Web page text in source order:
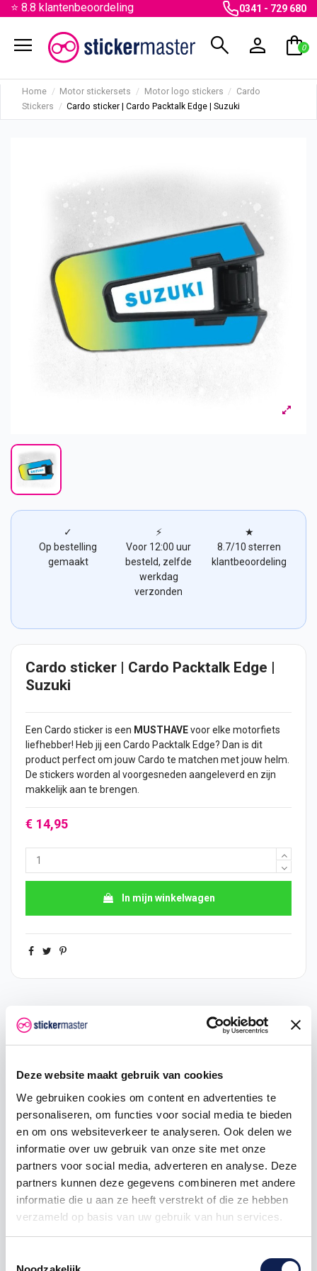
Deze website maakt gebruik van cookies
We gebruiken cookies om content en advertenties te
personaliseren, om functies voor social media te bieden
en om ons websiteverkeer te analyseren. Ook delen we
informatie over uw gebruik van onze site met onze
partners voor social media, adverteren en analyse. Deze
partners kunnen deze gegevens combineren met andere
informatie die u aan ze heeft verstrekt of die ze hebben
verzameld op basis van uw gebruik van hun services.
⭐ 8.8 klantenbeoordeling 0341 - 729 680
menu search person shopping_bag
0
Home Motor stickersets Motor logo stickers
Cardo
Stickers
Cardo sticker | Cardo Packtalk Edge | Suzuki
✓
Op bestelling
gemaakt
⚡
Voor 12:00 uur
besteld, zelfde
werkdag
verzonden
★
8.7/10 sterren
klantbeoordeling
Cardo sticker | Cardo Packtalk Edge |
Suzuki
Een Cardo stickeris een MUSTHAVEvoor elke motorfiets
liefhebber! Heb jij een Cardo Packtalk Edge? Dan is dit
product perfect om jouw Cardo te matchen met jouw helm.
De stickers worden al voorgesneden aangeleverd en zijn
makkelijk aan te brengen.
€ 14,95
In mijn winkelwagen
Product details
Productinformatie
Met een Cardo stickergeef jij een unieke uitstraling
aan jouw uitrusting. De sticker is mooi van kleur en
makkelijk aan te brengen. De Cardo sticker wordt
geprint, gelamineerd in een matte of glanzende
afwerking en vervolgens in de juiste vorm gesneden.
Bestel nu en gemakkelijk een Cardo sticker.
✔️ Perfect gesneden door onze plotter